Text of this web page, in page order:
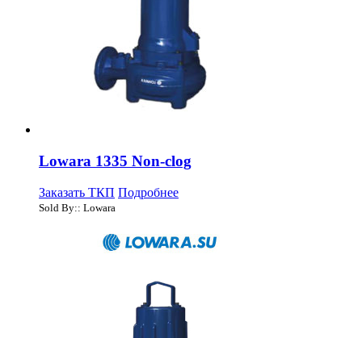
Lowara 1335 Non-clog
Заказать ТКП Подробнее
Sold By:: Lowara